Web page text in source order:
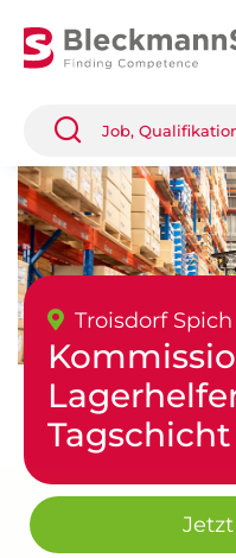
Troisdorf Spich
Tagschicht